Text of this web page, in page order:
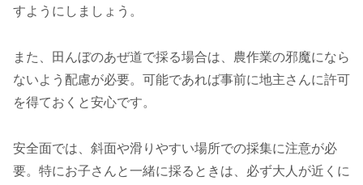
すようにしましょう。
また、田んぼのあぜ道で採る場合は、農作業の邪魔になら
ないよう配慮が必要。可能であれば事前に地主さんに許可
を得ておくと安心です。
安全面では、斜面や滑りやすい場所での採集に注意が必
要。特にお子さんと一緒に採るときは、必ず大人が近くに